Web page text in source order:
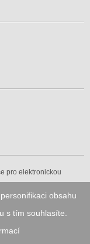
obsahu
s tím souhlasíte.
pro elektronickou